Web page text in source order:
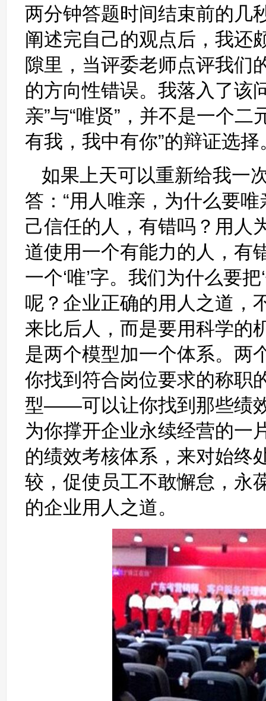
两分钟答题时间结束前的几
阐述完自己的观点后，我还
隙里，当评委老师点评我们
的方向性错误。我落入了
亲”与“唯贤”，并不是一个
有我，我中有你”的辩证选择
如果上天可以重新给我一
答：“用人唯亲，为什么要
己信任的人，有错吗？用
道使用一个有能力的人，有
一个‘唯’字。我们为什么要
呢？企业正确的用人之道，
来比后人，而是要用科学的
是两个模型加一个体系。
你找到符合岗位要求的称职
型——可以让你找到那些绩
为你撑开企业永续经营的一
的绩效考核体系，来对始终
较，促使员工不敢懈怠，永
的企业用人之道。